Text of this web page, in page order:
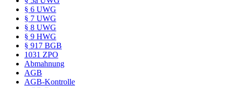
§ 6 UWG
§ 7 UWG
§ 8 UWG
§ 9 HWG
§ 917 BGB
1031 ZPO
Abmahnung
AGB
AGB-Kontrolle